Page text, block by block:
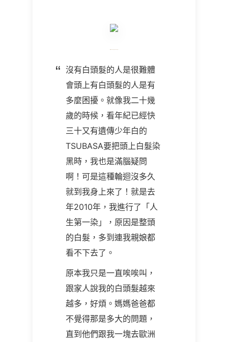
沒有白頭髮的人是很難體
會頭上有白頭髮的人是有
多麼困擾。就像我二十幾
歲的時候，看年紀已經快
三十又有遺傳少年白的
TSUBASA要把頭上白髮染
黑時，我也是滿腦疑問
啊！可是這種輪迴沒多久
就到我身上來了！就是去
年2010年，我進行了「人
生第一染」，原因是整頭
的白髮，多到連我親娘都
看不下去了。
原本我只是一直唉唉叫，
跟家人說我的白頭髮越來
越多，好煩。媽媽爸爸都
不覺得那是多大的問題，
直到他們跟我一塊去歐洲